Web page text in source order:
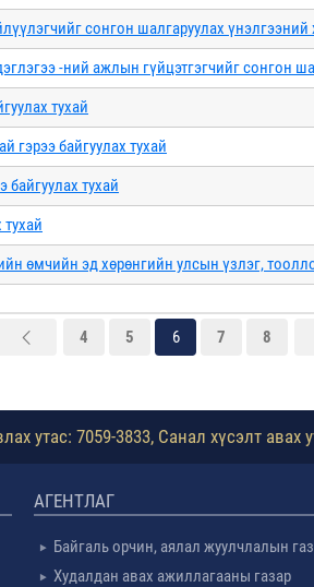
сонгон шалгаруулах үнэлгээний
-ний ажлын гүйцэтгэгчийг сонгон
тухай
гэрээ байгуулах тухай
байгуулах тухай
өмчийн эд хөрөнгийн улсын үзлэг,
4 5 6 7 8
утас: 7059-3833, Санал хүсэлт авах
АГЕНТЛАГ
Байгаль орчин, аялал жуулчлалын
Худалдан авах ажиллагааны газар